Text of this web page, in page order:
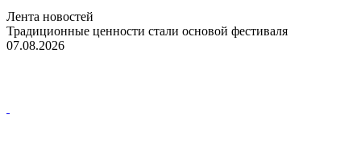
Лента новостей
Традиционные ценности стали основой фестиваля
07.08.2026